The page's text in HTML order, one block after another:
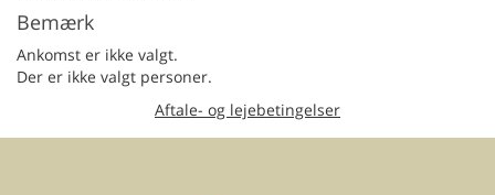
Bemærk
Ankomst er ikke valgt.
Der er ikke valgt personer.
Aftale- og lejebetingelser